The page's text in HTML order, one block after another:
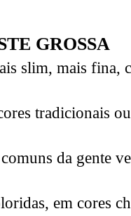
GROSSA
slim, mais fina,
tradicionais
da gente
em cores